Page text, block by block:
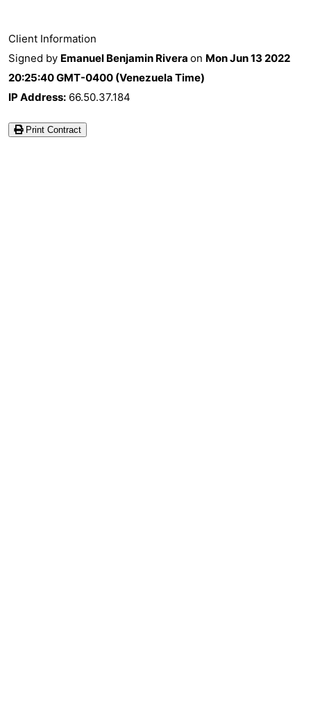
Client Information
Signed by Emanuel Benjamin Riveraon Mon Jun 13 2022
20:25:40 GMT-0400 (Venezuela Time)
IP Address: 66.50.37.184
Print Contract